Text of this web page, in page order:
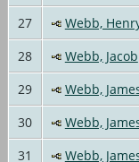
27
Webb,
28
Webb, Jacob
29
Webb,
30
Webb,
31
Webb,